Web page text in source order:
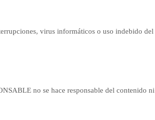
virus informáticos o uso indebido
no se hace responsable del contenido